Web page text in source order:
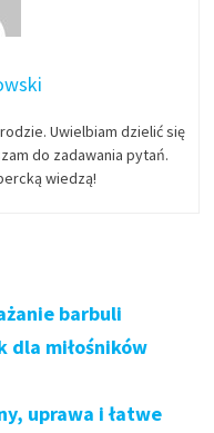
Uwielbiam dzielić się
do zadawania pytań.
wiedzą!
barbuli
dla miłośników
uprawa i łatwe